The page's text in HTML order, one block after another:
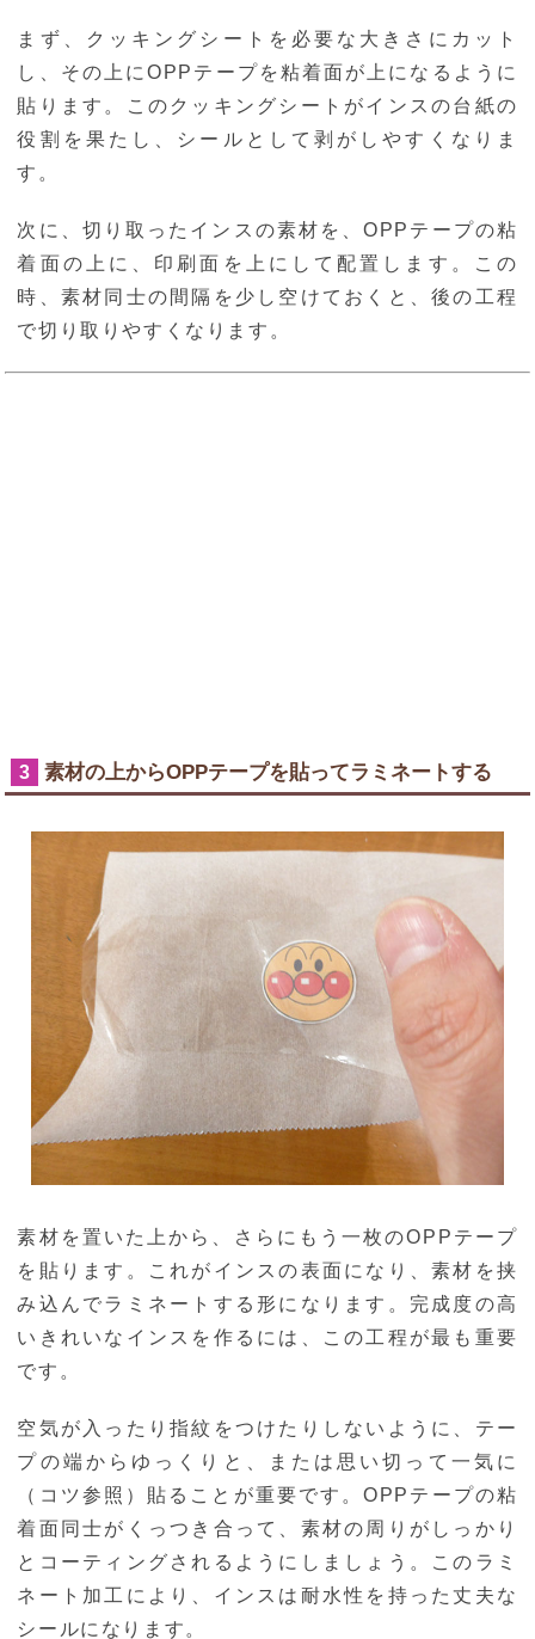
まず、クッキングシートを必要な大きさにカット
し、その上にOPPテープを粘着面が上になるように
貼ります。このクッキングシートがインスの台紙の
役割を果たし、シールとして剥がしやすくなりま
す。
次に、切り取ったインスの素材を、OPPテープの粘
着面の上に、印刷面を上にして配置します。この
時、素材同士の間隔を少し空けておくと、後の工程
で切り取りやすくなります。
3 素材の上からOPPテープを貼ってラミネートする
素材を置いた上から、さらにもう一枚のOPPテープ
を貼ります。これがインスの表面になり、素材を挟
み込んでラミネートする形になります。完成度の高
いきれいなインスを作るには、この工程が最も重要
です。
空気が入ったり指紋をつけたりしないように、テー
プの端からゆっくりと、または思い切って一気に
（コツ参照）貼ることが重要です。OPPテープの粘
着面同士がくっつき合って、素材の周りがしっかり
とコーティングされるようにしましょう。このラミ
ネート加工により、インスは耐水性を持った丈夫な
シールになります。